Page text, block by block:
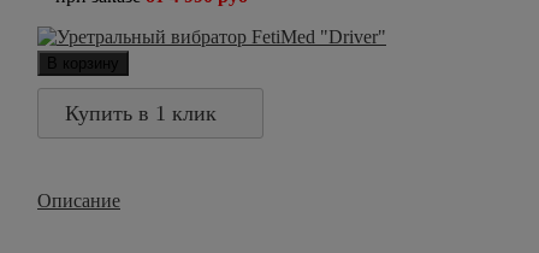
В корзину
Купить в 1 клик
Описание